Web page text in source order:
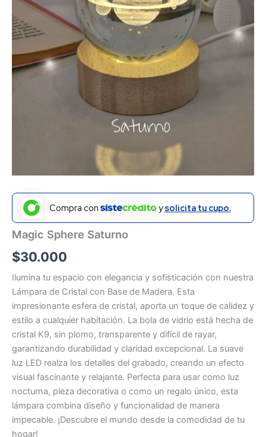
Compra con ysolicita tu cupo.
Magic Sphere Saturno
$30.000
Ilumina tu espacio con elegancia y sofisticación con nuestra
Lámpara de Cristal con Base de Madera. Esta
impresionante esfera de cristal, aporta un toque de calidez y
estilo a cualquier habitación. La bola de vidrio está hecha de
cristal K9, sin plomo, transparente y difícil de rayar,
garantizando durabilidad y claridad excepcional. La suave
luz LED realza los detalles del grabado, creando un efecto
visual fascinante y relajante. Perfecta para usar como luz
nocturna, pieza decorativa o como un regalo único, esta
lámpara combina diseño y funcionalidad de manera
impecable. ¡Descubre el mundo desde la comodidad de tu
hogar!